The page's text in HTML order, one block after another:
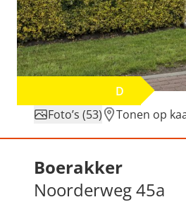
D
Foto’s (53)
Tonen op
Verkocht:
Boerakker
Noorderweg 45a